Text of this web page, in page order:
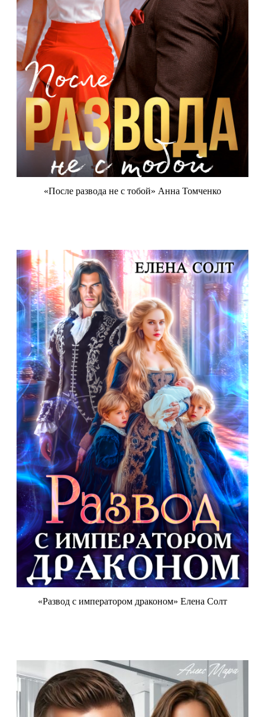
«После развода не с тобой» Анна Томченко
«Развод с императором драконом» Елена Солт